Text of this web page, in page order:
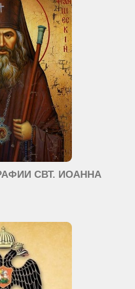
СВТ. ИОАННА